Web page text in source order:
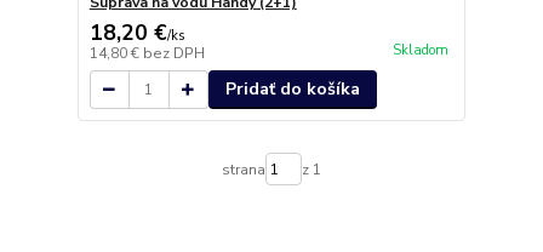
18,20 €/ks
14,80 € bez DPH Skladom
Pridať do košíka
strana z 1